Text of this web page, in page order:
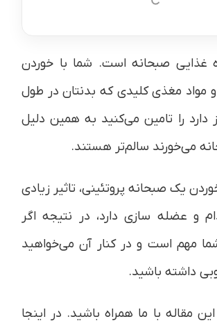
غذایی صبحانه است. شما با خوردن
مواد مغذی کلیدی که بدنتان در طول
دارد را تامین می‌کنید به همین دلیل
می‌خورند سالم‌تر هستند.
یک صبحانه پروتئینی، تاثیر زیادی
و عضله سازی دارد، در نتیجه اگر
مهم است و در کنار آن می‌خواهید
داشته باشید.
مقاله با ما همراه باشید. در اینجا